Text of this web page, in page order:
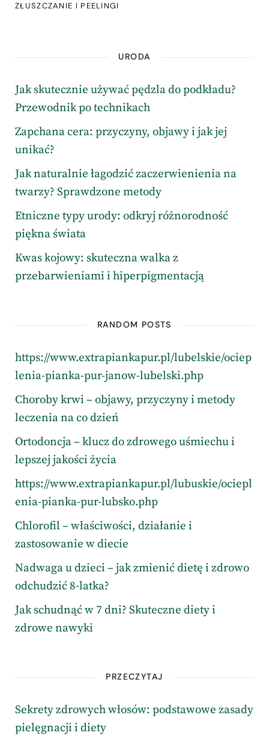
ZŁUSZCZANIE I PEELINGI
URODA
Jak skutecznie używać pędzla do podkładu?
Przewodnik po technikach
Zapchana cera: przyczyny, objawy i jak jej
unikać?
Jak naturalnie łagodzić zaczerwienienia na
twarzy? Sprawdzone metody
Etniczne typy urody: odkryj różnorodność
piękna świata
Kwas kojowy: skuteczna walka z
przebarwieniami i hiperpigmentacją
RANDOM POSTS
https://www.extrapiankapur.pl/lubelskie/ociep
lenia-pianka-pur-janow-lubelski.php
Choroby krwi – objawy, przyczyny i metody
leczenia na co dzień
Ortodoncja – klucz do zdrowego uśmiechu i
lepszej jakości życia
https://www.extrapiankapur.pl/lubuskie/ociepl
enia-pianka-pur-lubsko.php
Chlorofil – właściwości, działanie i
zastosowanie w diecie
Nadwaga u dzieci – jak zmienić dietę i zdrowo
odchudzić 8-latka?
Jak schudnąć w 7 dni? Skuteczne diety i
zdrowe nawyki
PRZECZYTAJ
Sekrety zdrowych włosów: podstawowe zasady
pielęgnacji i diety